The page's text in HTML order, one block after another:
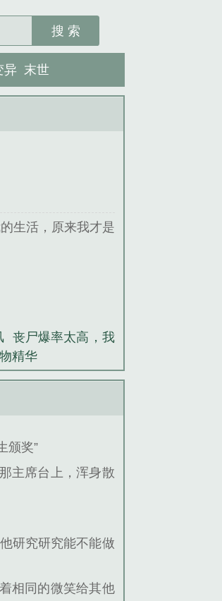
搜 索
异 末世
生活，原来我才是
丧尸爆率太高，我
精华
颁奖”
主席台上，浑身散
研究研究能不能做
相同的微笑给其他